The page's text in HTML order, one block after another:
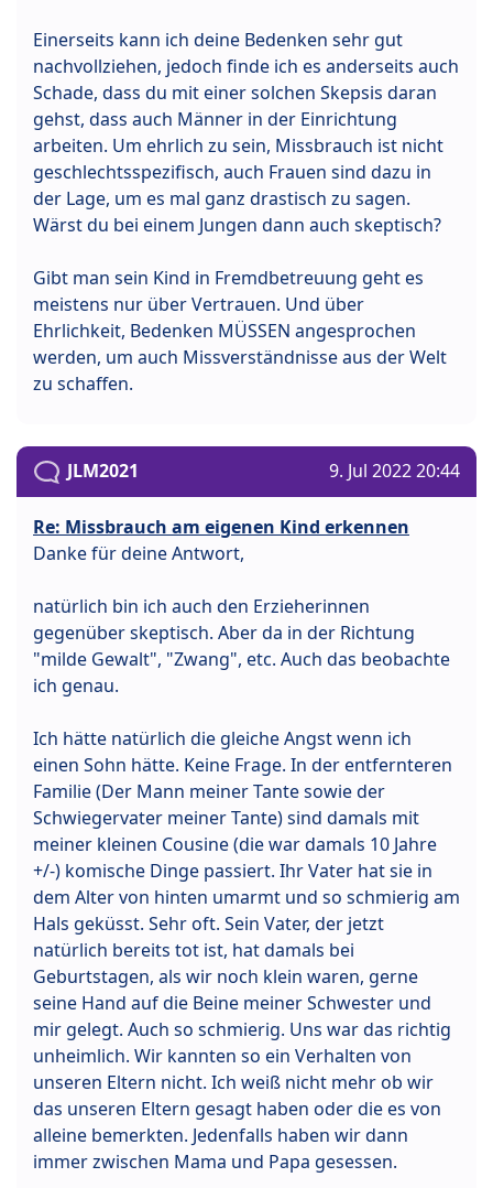
Einerseits kann ich deine Bedenken sehr gut
nachvollziehen, jedoch finde ich es anderseits auch
Schade, dass du mit einer solchen Skepsis daran
gehst, dass auch Männer in der Einrichtung
arbeiten. Um ehrlich zu sein, Missbrauch ist nicht
geschlechtsspezifisch, auch Frauen sind dazu in
der Lage, um es mal ganz drastisch zu sagen.
Wärst du bei einem Jungen dann auch skeptisch?
Gibt man sein Kind in Fremdbetreuung geht es
meistens nur über Vertrauen. Und über
Ehrlichkeit, Bedenken MÜSSEN angesprochen
werden, um auch Missverständnisse aus der Welt
zu schaffen.
JLM2021 9. Jul 2022 20:44
Re: Missbrauch am eigenen Kind erkennen
Danke für deine Antwort,
natürlich bin ich auch den Erzieherinnen
gegenüber skeptisch. Aber da in der Richtung
"milde Gewalt", "Zwang", etc. Auch das beobachte
ich genau.
Ich hätte natürlich die gleiche Angst wenn ich
einen Sohn hätte. Keine Frage. In der entfernteren
Familie (Der Mann meiner Tante sowie der
Schwiegervater meiner Tante) sind damals mit
meiner kleinen Cousine (die war damals 10 Jahre
+/-) komische Dinge passiert. Ihr Vater hat sie in
dem Alter von hinten umarmt und so schmierig am
Hals geküsst. Sehr oft. Sein Vater, der jetzt
natürlich bereits tot ist, hat damals bei
Geburtstagen, als wir noch klein waren, gerne
seine Hand auf die Beine meiner Schwester und
mir gelegt. Auch so schmierig. Uns war das richtig
unheimlich. Wir kannten so ein Verhalten von
unseren Eltern nicht. Ich weiß nicht mehr ob wir
das unseren Eltern gesagt haben oder die es von
alleine bemerkten. Jedenfalls haben wir dann
immer zwischen Mama und Papa gesessen.